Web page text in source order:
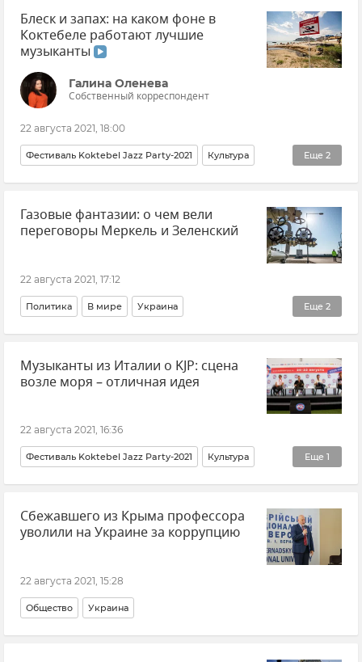
Блеск и запах: на каком фоне в
Коктебеле работают лучшие
музыканты
Галина Оленева
Собственный корреспондент
22 августа 2021, 18:00
Еще 2
Фестиваль Koktebel Jazz Party-2021 Культура
Крым Коктебель
Газовые фантазии: о чем вели
переговоры Меркель и Зеленский
22 августа 2021, 17:12
Еще 2
Политика В мире Украина
Общественно-политическая ситуация на Украине
Владимир Зеленский
Музыканты из Италии о KJP: сцена
возле моря – отличная идея
22 августа 2021, 16:36
Еще 1
Фестиваль Koktebel Jazz Party-2021 Культура
Крым
Сбежавшего из Крыма профессора
уволили на Украине за коррупцию
22 августа 2021, 15:28
Общество Украина